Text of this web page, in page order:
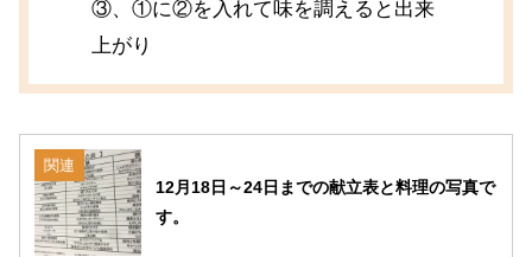
③、①に②を入れて味を調えると出来
上がり
関連
12月18日～24日までの献立表と料理の写真で
す。